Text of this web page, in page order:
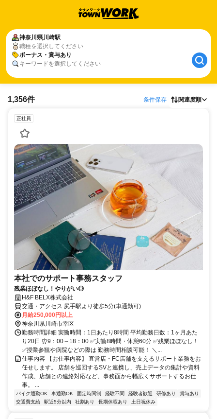
神奈川県川崎駅
職種を選択してください
ボーナス・賞与あり
キーワードを選択してください
1,356件 条件保存 関連度順
正社員
本社でのサポート事務スタッフ
残業ほぼなし！やりがい◎
H&F BELX株式会社
交通・アクセス 尻手駅より徒歩5分(車通勤可)
月給250,000円以上
神奈川県川崎市幸区
勤務時間詳細 実働時間：1日あたり8時間 平均勤務日数：1ヶ月あた
り20日 ⏰9：00～18：00 ✅実働8時間・休憩60分 ✅残業ほぼなし！
✅授業参観や病院などの際は 勤務時間相談可能！ ＼...
仕事内容 【お仕事内容】 直営店・FC店舗を支えるサポート業務をお
任せします。 店舗を巡回するSVと連携し、売上データの集計や資料
作成、店舗との連絡対応など、事務面から幅広くサポートするお仕
事。 ...
バイク通勤OK 車通勤OK 固定時間制 経験不問 経験者歓迎 研修あり
賞与あり
交通費支給
駅近5分以内 社割あり 長期休暇あり 土日祝休み